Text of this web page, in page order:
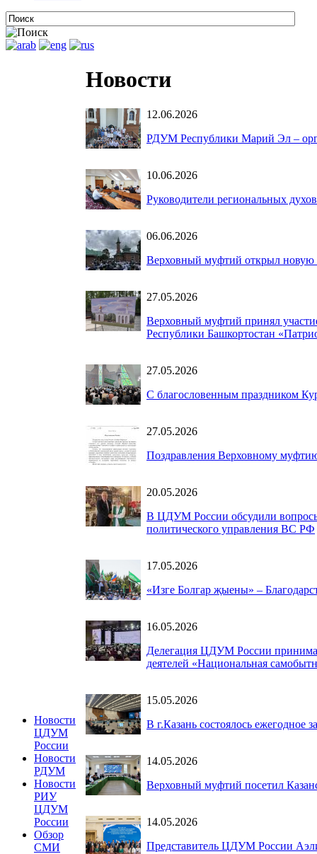
Новости
ЦДУМ
России
Новости
РДУМ
Новости
РИУ
ЦДУМ
России
Обзор
СМИ
Новости
12.06.2026
РДУМ Республики Марий Эл –
10.06.2026
Руководители региональных
06.06.2026
Верховный муфтий открыл новую
27.05.2026
Верховный муфтий принял
Республики Башкортостан
27.05.2026
С благословенным праздником
27.05.2026
Поздравления Верховному
20.05.2026
В ЦДУМ России обсудили вопросы
политического управления ВС РФ
17.05.2026
«Изге Болгар җыены» –
16.05.2026
Делегация ЦДУМ России
деятелей «Национальная
15.05.2026
В г.Казань состоялось ежегодное
14.05.2026
Верховный муфтий посетил
14.05.2026
Представитель ЦДУМ России